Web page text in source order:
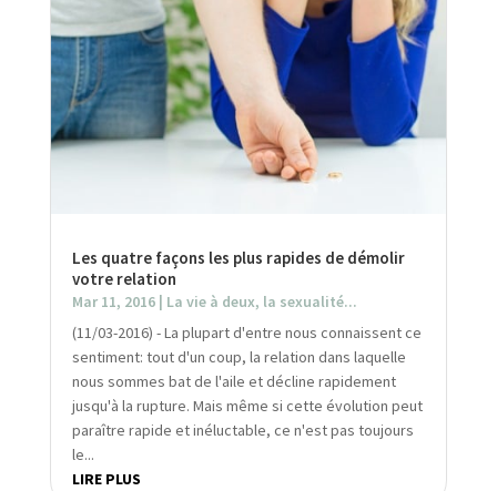
Les quatre façons les plus rapides de démolir
votre relation
Mar 11, 2016| La vie à deux, la sexualité...
(11/03-2016) - La plupart d'entre nous connaissent ce
sentiment: tout d'un coup, la relation dans laquelle
nous sommes bat de l'aile et décline rapidement
jusqu'à la rupture. Mais même si cette évolution peut
paraître rapide et inéluctable, ce n'est pas toujours
le...
LIRE PLUS